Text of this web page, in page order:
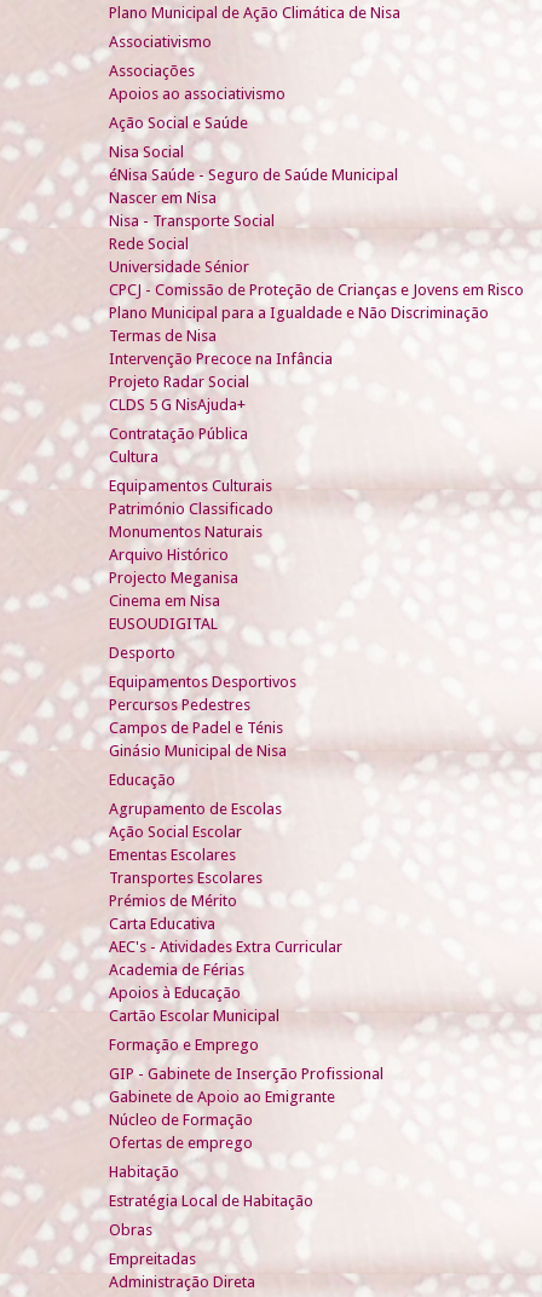
Plano Municipal de Ação Climática de Nisa
Associativismo
Associações
Apoios ao associativismo
Ação Social e Saúde
Nisa Social
éNisa Saúde - Seguro de Saúde Municipal
Nascer em Nisa
Nisa - Transporte Social
Rede Social
Universidade Sénior
CPCJ - Comissão de Proteção de Crianças e Jovens em Risco
Plano Municipal para a Igualdade e Não Discriminação
Termas de Nisa
Intervenção Precoce na Infância
Projeto Radar Social
CLDS 5 G NisAjuda+
Contratação Pública
Cultura
Equipamentos Culturais
Património Classificado
Monumentos Naturais
Arquivo Histórico
Projecto Meganisa
Cinema em Nisa
EUSOUDIGITAL
Desporto
Equipamentos Desportivos
Percursos Pedestres
Campos de Padel e Ténis
Ginásio Municipal de Nisa
Educação
Agrupamento de Escolas
Ação Social Escolar
Ementas Escolares
Transportes Escolares
Prémios de Mérito
Carta Educativa
AEC's - Atividades Extra Curricular
Academia de Férias
Apoios à Educação
Cartão Escolar Municipal
Formação e Emprego
GIP - Gabinete de Inserção Profissional
Gabinete de Apoio ao Emigrante
Núcleo de Formação
Ofertas de emprego
Habitação
Estratégia Local de Habitação
Obras
Empreitadas
Administração Direta